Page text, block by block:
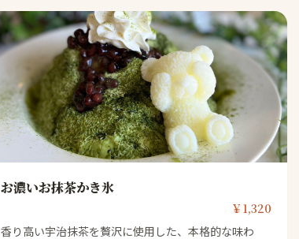
お濃いお抹茶かき氷
￥1,320
香り高い宇治抹茶を贅沢に使用した、本格的な味わ